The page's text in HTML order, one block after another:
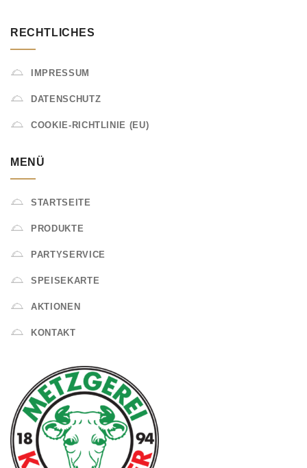
RECHTLICHES
IMPRESSUM
DATENSCHUTZ
COOKIE-RICHTLINIE (EU)
MENÜ
STARTSEITE
PRODUKTE
PARTYSERVICE
SPEISEKARTE
AKTIONEN
KONTAKT